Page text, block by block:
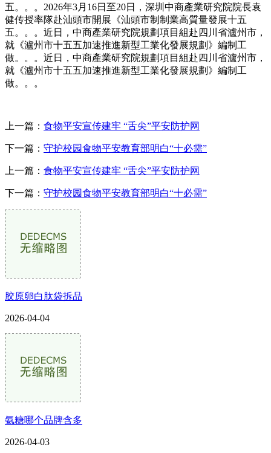
五。。。2026年3月16日至20日，深圳中商產業研究院院長袁
健传授率隊赴汕頭市開展《汕頭市制制業高質量發展十五
五。。。近日，中商產業研究院規劃項目組赴四川省瀘州市，
就《瀘州市十五五加速推進新型工業化發展規劃》編制工
做。。。近日，中商產業研究院規劃項目組赴四川省瀘州市，
就《瀘州市十五五加速推進新型工業化發展規劃》編制工
做。。。
上一篇： 食物平安宣传建牢 “舌尖”平安防护网
下一篇： 守护校园食物平安教育部明白“十必需”
上一篇： 食物平安宣传建牢 “舌尖”平安防护网
下一篇： 守护校园食物平安教育部明白“十必需”
胶原卵白肽袋拆品
2026-04-04
氨糖哪个品牌含多
2026-04-03